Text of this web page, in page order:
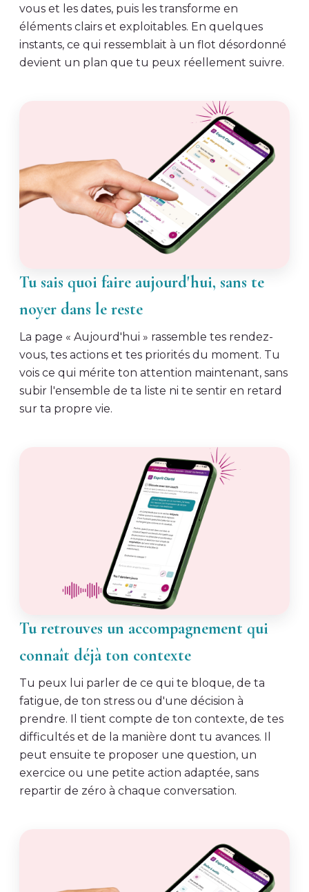
vous et les dates, puis les transforme en
éléments clairs et exploitables. En quelques
instants, ce qui ressemblait à un flot désordonné
devient un plan que tu peux réellement suivre.
Tu sais quoi faire aujourd'hui, sans te
noyer dans le reste
La page « Aujourd'hui » rassemble tes rendez-
vous, tes actions et tes priorités du moment. Tu
vois ce qui mérite ton attention maintenant, sans
subir l'ensemble de ta liste ni te sentir en retard
sur ta propre vie.
Tu retrouves un accompagnement qui
connaît déjà ton contexte
Tu peux lui parler de ce qui te bloque, de ta
fatigue, de ton stress ou d'une décision à
prendre. Il tient compte de ton contexte, de tes
difficultés et de la manière dont tu avances. Il
peut ensuite te proposer une question, un
exercice ou une petite action adaptée, sans
repartir de zéro à chaque conversation.